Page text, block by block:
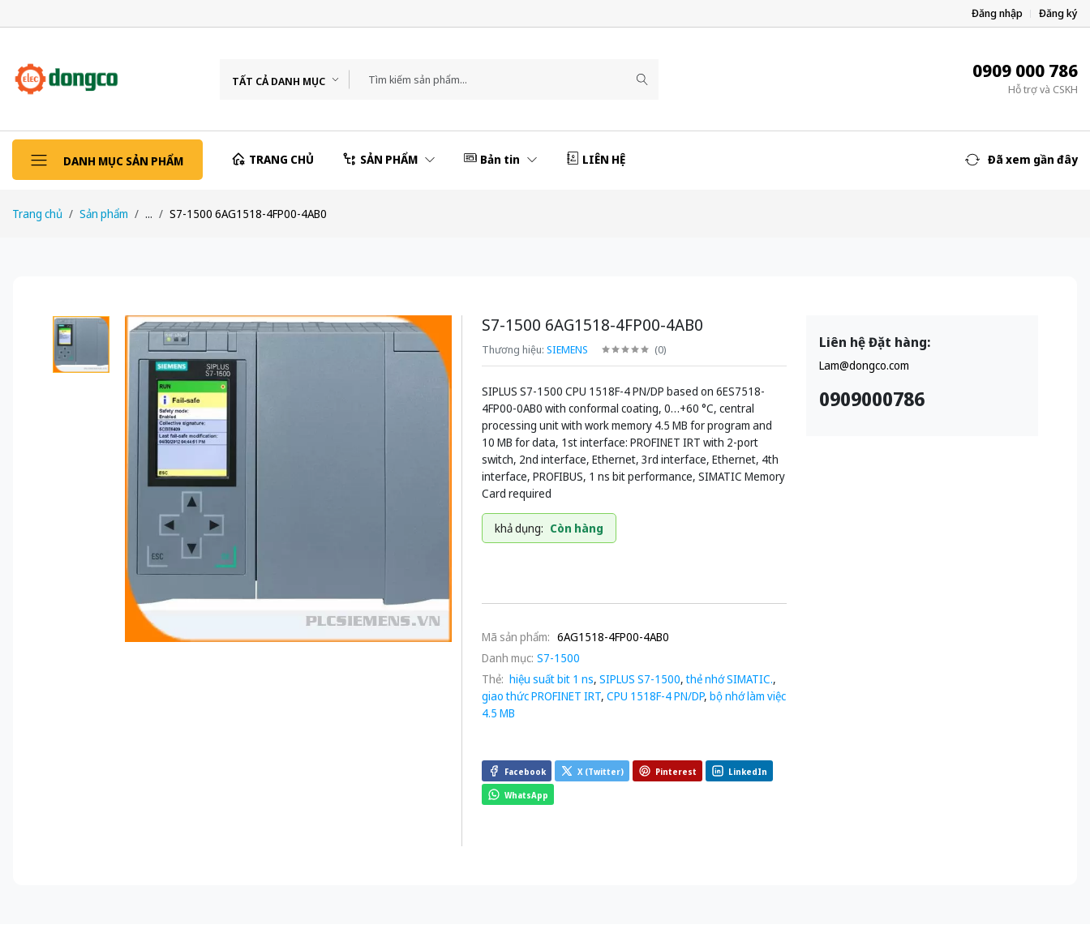
Đăng nhập Đăng ký
TẤT CẢ DANH MỤC 0909 000 786
Hỗ trợ và CSKH
DANH MỤC SẢN PHẨM TRANG CHỦ SẢN PHẨM Bản tin LIÊN HỆ Đã xem gần đây
Trang chủ Sản phẩm ... S7-1500 6AG1518-4FP00-4AB0
S7-1500 6AG1518-4FP00-4AB0
Thương hiệu: SIEMENS (0)
SIPLUS S7-1500 CPU 1518F-4 PN/DP based on 6ES7518-
4FP00-0AB0 with conformal coating, 0…+60 °C, central
processing unit with work memory 4.5 MB for program and
10 MB for data, 1st interface: PROFINET IRT with 2-port
switch, 2nd interface, Ethernet, 3rd interface, Ethernet, 4th
interface, PROFIBUS, 1 ns bit performance, SIMATIC Memory
Card required
khả dụng: Còn hàng
Mã sản phẩm: 6AG1518-4FP00-4AB0
Danh mục: S7-1500
Thẻ: hiệu suất bit 1 ns, SIPLUS S7-1500,thẻ nhớ SIMATIC.,
giao thức PROFINET IRT, CPU 1518F-4 PN/DP, bộ nhớ làm việc
4.5 MB
Facebook X (Twitter) Pinterest LinkedIn
WhatsApp
Liên hệ Đặt hàng:
Lam@dongco.com
0909000786